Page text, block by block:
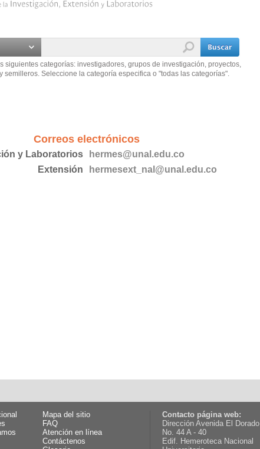
siguientes categorías: investigadores, grupos de investigación, proyectos,
semilleros. Seleccione la categoría especifica o "todas las categorías".
Correos electrónicos
y Laboratorios
hermes@unal.edu.co
Extensión
hermesext_nal@unal.edu.co
Mapa del sitio
FAQ
Atención en línea
Contáctenos
Contacto página web:
Dirección Avenida El Dorado
No. 44 A - 40
Edif. Hemeroteca Nacional